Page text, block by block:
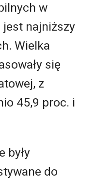
w
najniższy
Wielka
się
z
45,9 proc. i
były
do